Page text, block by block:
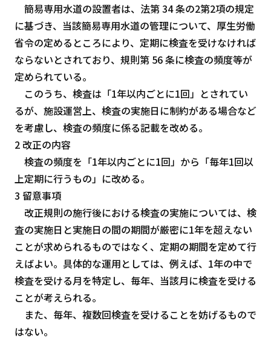
簡易専用水道の設置者は、法第 34 条の2第2項の規定
に基づき、当該簡易専用水道の管理について、厚生労働
省令の定めるところにより、定期に検査を受けなければ
ならないとされており、規則第 56 条に検査の頻度等が
定められている。
このうち、検査は「1年以内ごとに1回」とされてい
るが、施設運営上、検査の実施日に制約がある場合など
を考慮し、検査の頻度に係る記載を改める。
2 改正の内容
検査の頻度を「1年以内ごとに1回」から「毎年1回以
上定期に行うもの」に改める。
3 留意事項
改正規則の施行後における検査の実施については、検
査の実施日と実施日の間の期間が厳密に1年を超えない
ことが求められるものではなく、定期の期間を定めて行
えばよい。具体的な運用としては、例えば、1年の中で
検査を受ける月を特定し、毎年、当該月に検査を受ける
ことが考えられる。
また、毎年、複数回検査を受けることを妨げるもので
はない。